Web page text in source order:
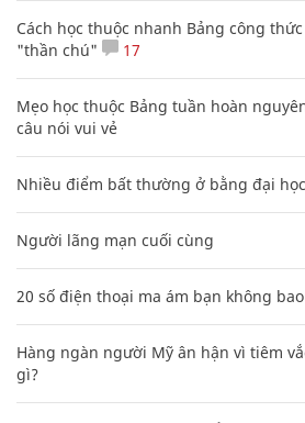
Cách học thuộc nhanh Bảng công
"thần chú"
17
Mẹo học thuộc Bảng tuần hoàn
câu nói vui vẻ
Nhiều điểm bất thường ở bằng đại
Người lãng mạn cuối cùng
20 số điện thoại ma ám bạn không
Hàng ngàn người Mỹ ân hận vì tiêm
gì?